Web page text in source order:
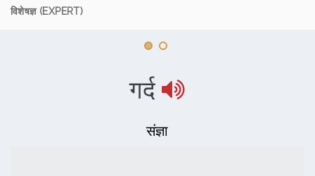
विशेषज्ञ (EXPERT)
गर्द
संज्ञा